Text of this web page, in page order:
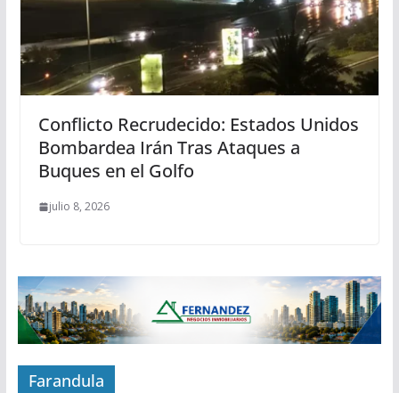
Conflicto Recrudecido: Estados Unidos
Bombardea Irán Tras Ataques a
Buques en el Golfo
julio 8, 2026
Farandula